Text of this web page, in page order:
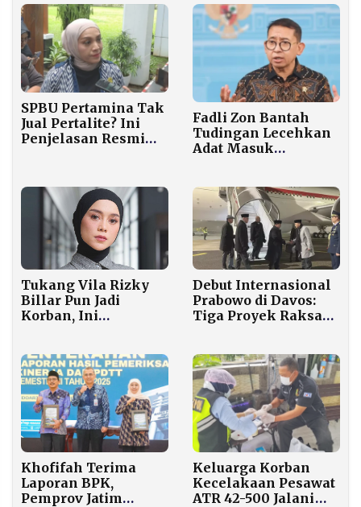
Diamankan
SPBU Pertamina Tak
Jual Pertalite? Ini
Penjelasan Resmi
Fadli Zon Bantah
Tudingan Lecehkan
Adat Masuk
Tukang Vila Rizky
Billar Pun Jadi
Korban, Ini
Penipuan Atas Nama
Lesti Kejora
Debut Internasional
Prabowo di Davos:
Tiga Proyek Raksasa
Khofifah Terima
Laporan BPK,
Pemprov Jatim
Keluarga Korban
Kecelakaan Pesawat
ATR 42-500 Jalani